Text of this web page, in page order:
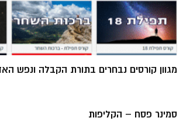
מגוון קורסים נבחרים בתורת הקבלה ונפש
סמינר פסח – הקליפות